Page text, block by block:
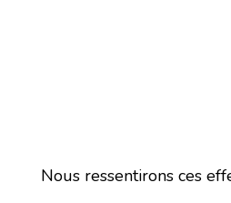
Nous ressentirons ces